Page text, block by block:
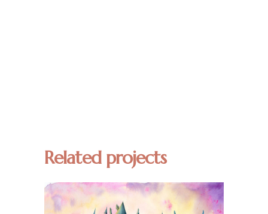
Related projects